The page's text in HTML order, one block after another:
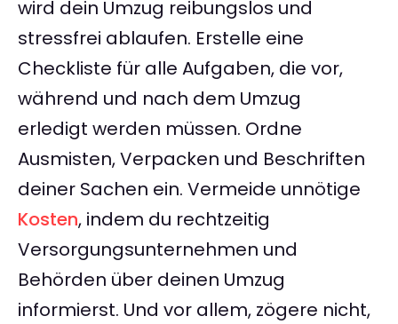
wird dein Umzug reibungslos und
stressfrei ablaufen. Erstelle eine
Checkliste für alle Aufgaben, die vor,
während und nach dem Umzug
erledigt werden müssen. Ordne
Ausmisten, Verpacken und Beschriften
deiner Sachen ein. Vermeide unnötige
Kosten, indem du rechtzeitig
Versorgungsunternehmen und
Behörden über deinen Umzug
informierst. Und vor allem, zögere nicht,